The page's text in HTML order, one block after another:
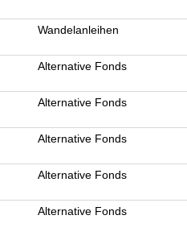
Wandelanleihen
Alternative Fonds
Alternative Fonds
Alternative Fonds
Alternative Fonds
Alternative Fonds